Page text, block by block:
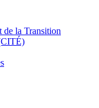
de la Transition